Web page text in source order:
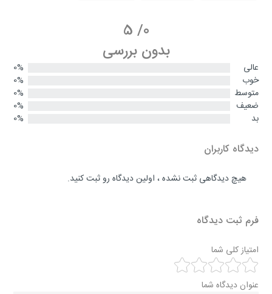
0
/
5
بدون بررسی
عالی
0%
خوب
0%
متوسط
0%
ضعیف
0%
بد
0%
دیدگاه کاربران
هیچ دیدگاهی ثبت نشده ، اولین دیدگاه رو ثبت کنید.
فرم ثبت دیدگاه
امتیاز کلی شما
عنوان دیدگاه شما